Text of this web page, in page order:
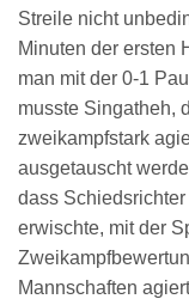
Streile nicht
Minuten der ersten
man mit der 0-1
musste Singatheh,
zweikampfstark
ausgetauscht
dass
erwischte, mit der
Mannschaften